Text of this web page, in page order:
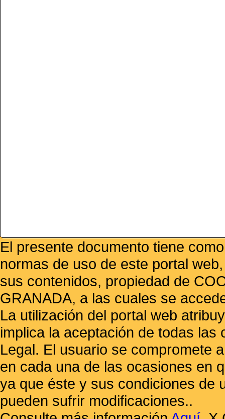
El presente documento tiene
normas de uso de este portal
sus contenidos, propiedad de
GRANADA, a las cuales se
La utilización del portal web
implica la aceptación de todas
Legal. El usuario se compromete
en cada una de las ocasiones en
ya que éste y sus condiciones de
pueden sufrir modificaciones..